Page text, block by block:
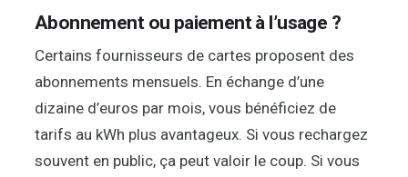
Abonnement ou paiement à l’usage ?
Certains fournisseurs de cartes proposent des
abonnements mensuels. En échange d’une
dizaine d’euros par mois, vous bénéficiez de
tarifs au kWh plus avantageux. Si vous rechargez
souvent en public, ça peut valoir le coup. Si vous